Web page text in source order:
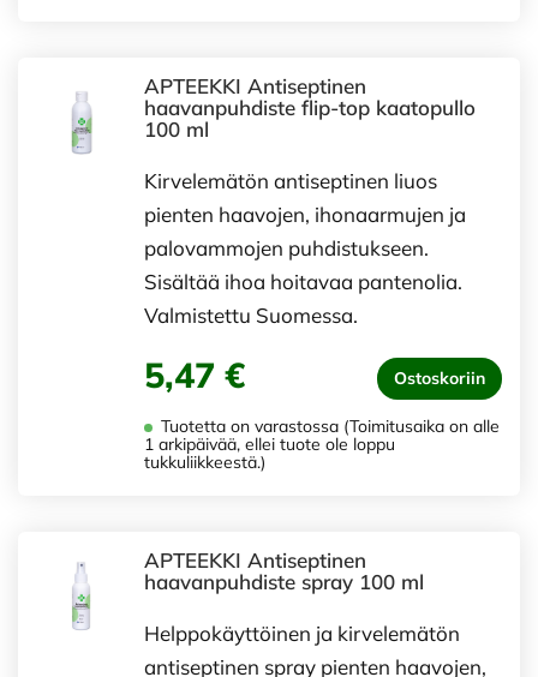
APTEEKKI Antiseptinen
haavanpuhdiste flip-top kaatopullo
100 ml
Kirvelemätön antiseptinen liuos
pienten haavojen, ihonaarmujen ja
palovammojen puhdistukseen.
Sisältää ihoa hoitavaa pantenolia.
Valmistettu Suomessa.
5,47 € Ostoskoriin
Tuotetta on varastossa (Toimitusaika on alle
1 arkipäivää, ellei tuote ole loppu
tukkuliikkeestä.)
APTEEKKI Antiseptinen
haavanpuhdiste spray 100 ml
Helppokäyttöinen ja kirvelemätön
antiseptinen spray pienten haavojen,